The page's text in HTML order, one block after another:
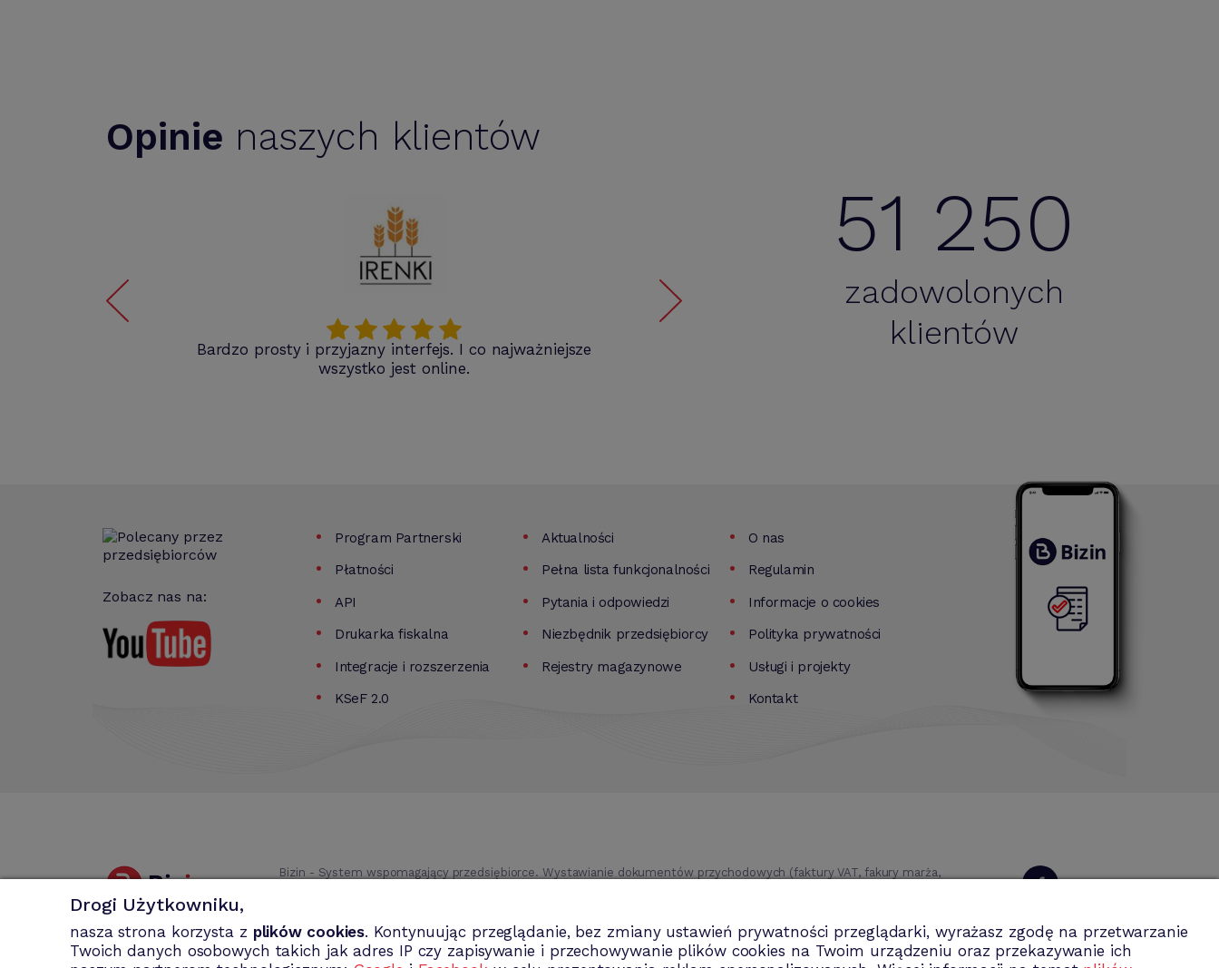
Opinie naszych klientów
Bardzo prosty i przyjazny interfejs. I co najważniejsze
wszystko jest online.
Wiele rozbudowanych funkcjonalności oraz dostęp z
51 250
zadowolonych
klientów
Zobacz nas na:
Program Partnerski
Płatności
API
Drukarka fiskalna
Integracje i rozszerzenia
KSeF 2.0
Aktualności
Pełna lista funkcjonalności
Pytania i odpowiedzi
Niezbędnik przedsiębiorcy
Rejestry magazynowe
O nas
Regulamin
Informacje o cookies
Polityka prywatności
Usługi i projekty
Kontakt
Bizin - System wspomagający przedsiębiorce. Wystawianie dokumentów przychodowych (faktury VAT, fakury marża,
Drogi Użytkowniku,
nasza strona korzysta z plików cookies. Kontynuując przeglądanie, bez zmiany ustawień prywatności przeglądarki, wyrażasz zgodę na przetwarzanie
Twoich danych osobowych takich jak adres IP czy zapisywanie i przechowywanie plików cookies na Twoim urządzeniu oraz przekazywanie ich